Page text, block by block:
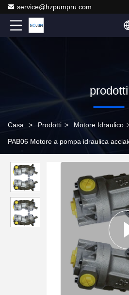
service@hzpumpru.com
prodotti
Casa. > Prodotti > Motore Idraulico
PAB06 Motore a pompa idraulica